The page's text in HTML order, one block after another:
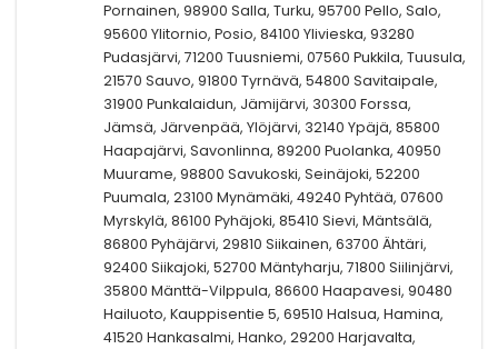
Pornainen, 98900 Salla, Turku, 95700 Pello, Salo,
95600 Ylitornio, Posio, 84100 Ylivieska, 93280
Pudasjärvi, 71200 Tuusniemi, 07560 Pukkila, Tuusula,
21570 Sauvo, 91800 Tyrnävä, 54800 Savitaipale,
31900 Punkalaidun, Jämijärvi, 30300 Forssa,
Jämsä, Järvenpää, Ylöjärvi, 32140 Ypäjä, 85800
Haapajärvi, Savonlinna, 89200 Puolanka, 40950
Muurame, 98800 Savukoski, Seinäjoki, 52200
Puumala, 23100 Mynämäki, 49240 Pyhtää, 07600
Myrskylä, 86100 Pyhäjoki, 85410 Sievi, Mäntsälä,
86800 Pyhäjärvi, 29810 Siikainen, 63700 Ähtäri,
92400 Siikajoki, 52700 Mäntyharju, 71800 Siilinjärvi,
35800 Mänttä-Vilppula, 86600 Haapavesi, 90480
Hailuoto, Kauppisentie 5, 69510 Halsua, Hamina,
41520 Hankasalmi, Hanko, 29200 Harjavalta,